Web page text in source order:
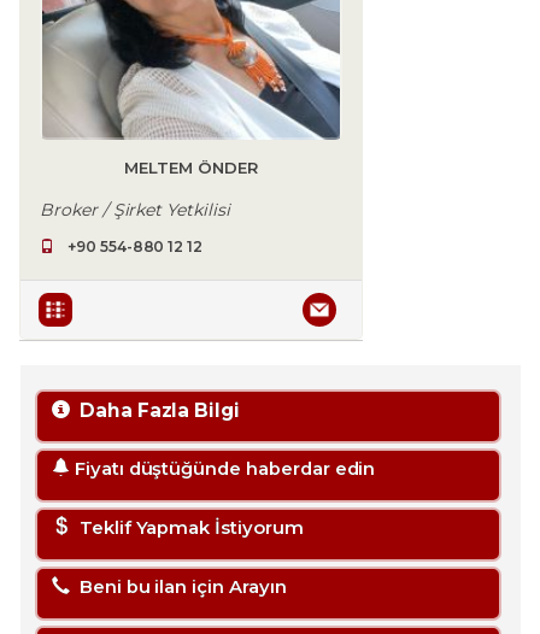
MELTEM ÖNDER
Broker / Şirket Yetkilisi
+90 554-880 12 12
Daha Fazla Bilgi
Fiyatı düştüğünde haberdar edin
Teklif Yapmak İstiyorum
Beni bu ilan için Arayın